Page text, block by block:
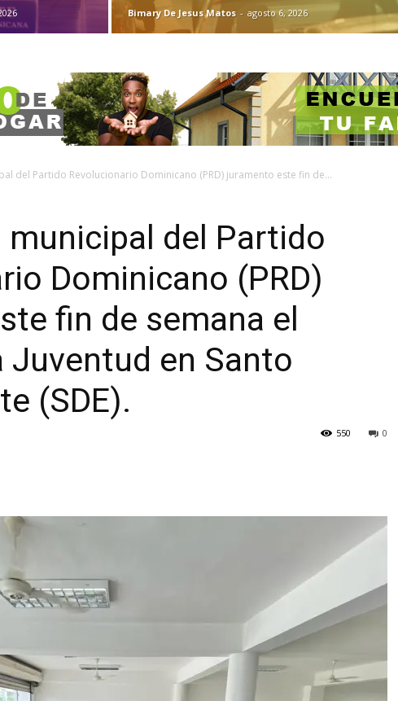
Bimary De Jesus Matos - agosto 6, 2026
del Partido Revolucionario Dominicano (PRD) juramento este fin de...
municipal del Partido
Dominicano (PRD)
fin de semana el
Juventud en Santo
(SDE).
0
550